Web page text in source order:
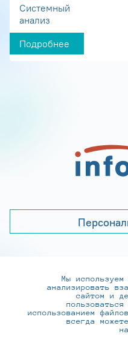
Системный
анализ
Подробнее
+7 (495) 737-
127273, г. Москва,
Мы
анализировать
сайтом и
использованием
всегда